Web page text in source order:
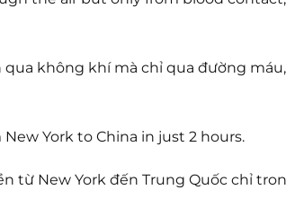
không khí mà chỉ qua đường
York to China in just 2 hours.
từ New York đến Trung Quốc chỉ